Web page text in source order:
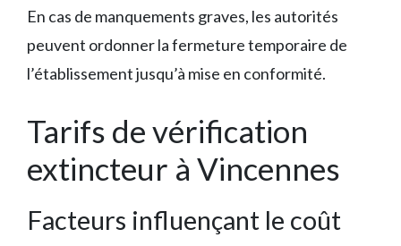
En cas de manquements graves, les autorités
peuvent ordonner la fermeture temporaire de
l’établissement jusqu’à mise en conformité.
Tarifs de vérification
extincteur à Vincennes
Facteurs influençant le coût